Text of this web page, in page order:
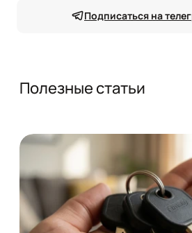
Подписаться на
Полезные статьи